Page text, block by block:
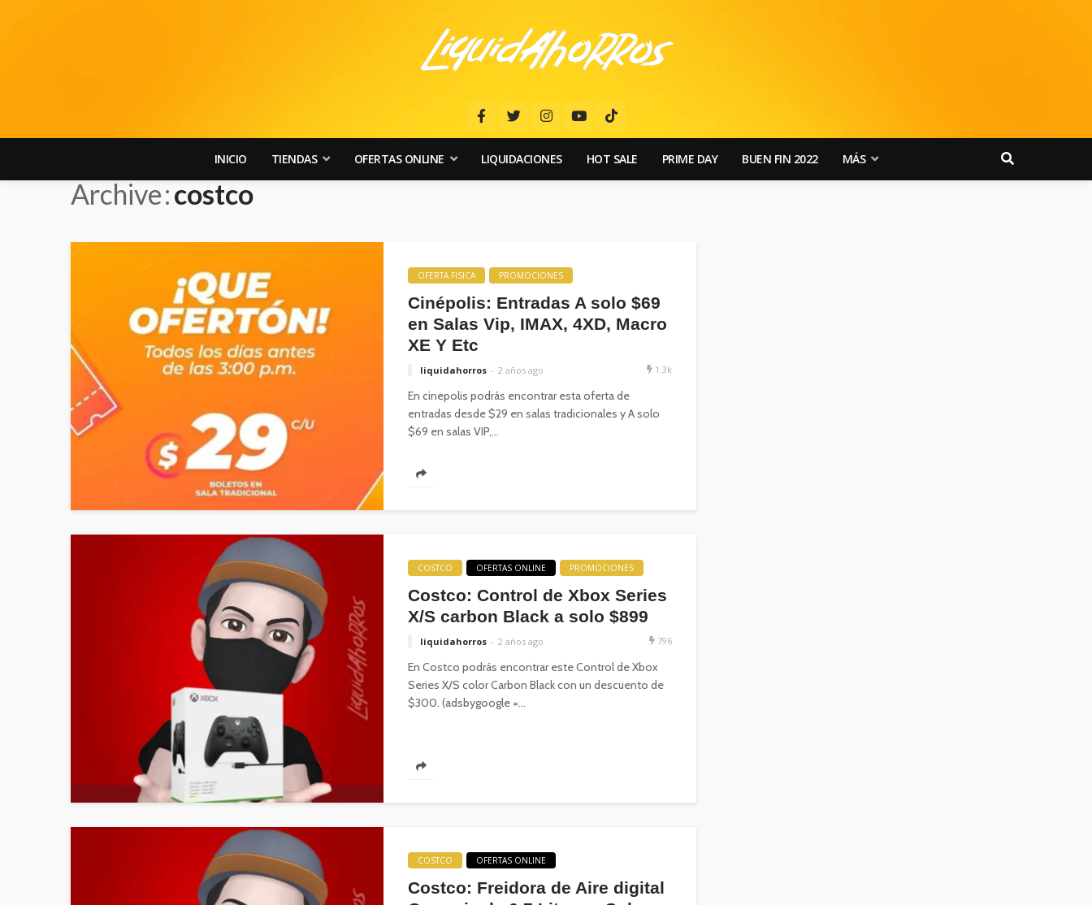
INICIO TIENDAS OFERTAS ONLINE LIQUIDACIONES HOT SALE PRIME DAY BUEN FIN 2022 MÁS
Archive costco
OFERTA FISICA PROMOCIONES
Cinépolis: Entradas A solo $69
en Salas Vip, IMAX, 4XD, Macro
XE Y Etc
liquidahorros 2 años ago 1.3k
En cinepolis podrás encontrar esta oferta de
entradas desde $29 en salas tradicionales y A solo
$69 en salas VIP,...
COSTCO OFERTAS ONLINE PROMOCIONES
Costco: Control de Xbox Series
X/S carbon Black a solo $899
liquidahorros 2 años ago 796
En Costco podrás encontrar este Control de Xbox
Series X/S color Carbon Black con un descuento de
$300. (adsbygoogle =...
COSTCO OFERTAS ONLINE
Costco: Freidora de Aire digital